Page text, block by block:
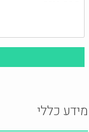
מידע כללי